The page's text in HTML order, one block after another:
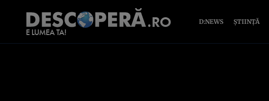
D:NEWS ȘTIINȚĂ